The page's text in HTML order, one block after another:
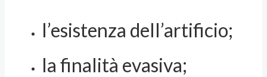
l’esistenza dell’artificio;
la finalità evasiva;